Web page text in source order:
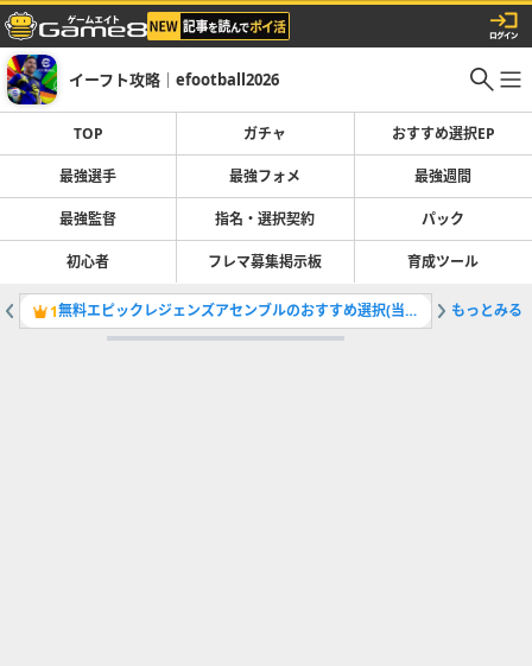
イーフト攻略｜efootball2026
TOP ガチャ おすすめ選択EP
最強選手 最強フォメ 最強週間
最強監督 指名・選択契約 パック
初心者 フレマ募集掲示板 育成ツール
1 無料エピックレジェンズアセンブルのおすすめ選択(当たり)選手ランキングと引き方 2ガチャ
もっとみる